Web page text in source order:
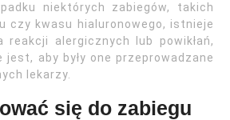
niektórych zabiegów, takich
czy kwasu hialuronowego, istnieje
reakcji alergicznych lub powikłań,
aby były one przeprowadzane
lekarzy.
się do zabiegu